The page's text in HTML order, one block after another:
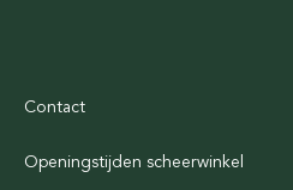
Contact
Openingstijden scheerwinkel